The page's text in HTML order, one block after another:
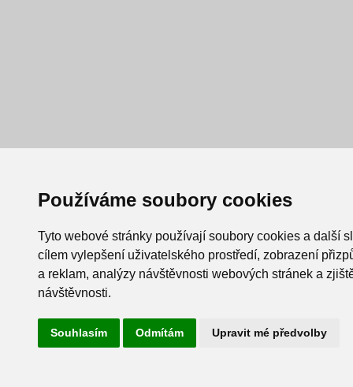
Používáme soubory cookies
Tyto webové stránky používají soubory cookies a další
cílem vylepšení uživatelského prostředí, zobrazení
a reklam, analýzy návštěvnosti webových stránek a
návštěvnosti.
Souhlasím Odmítám Upravit mé předvolby